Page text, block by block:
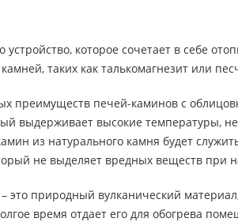
устройство, которое сочетает в себе
таких как талькомагнезит или
преимуществ печей-каминов с
выдерживает высокие температуры,
из натурального камня будет
не выделяет вредных веществ при
– это природный вулканический
время отдает его для обогрева